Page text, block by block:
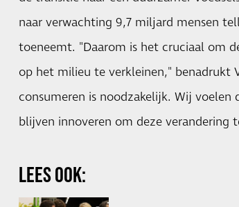
naar verwachting 9,7 miljard mensen
toeneemt. "Daarom is het cruciaal om
op het milieu te verkleinen," benadrukt
consumeren is noodzakelijk. Wij
blijven innoveren om deze verandering
LEES OOK: